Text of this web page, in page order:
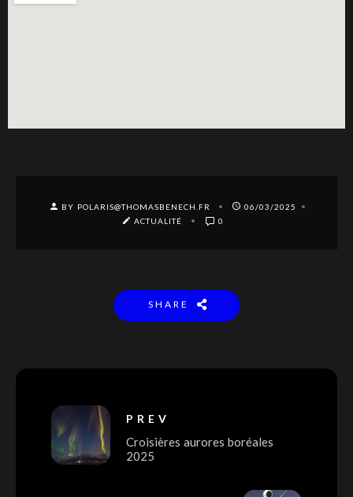
BY POLARIS@THOMASBENECH.FR
06/03/2025
ACTUALITÉ
0
SHARE
PREV
Croisières aurores boréales
2025